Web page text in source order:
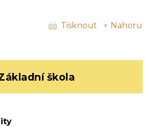
Tisknout ↑ Nahoru
škola